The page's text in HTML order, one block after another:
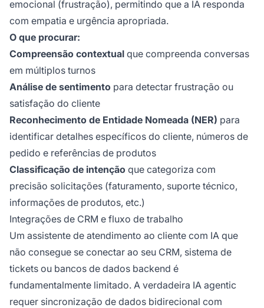
emocional (frustração), permitindo que a IA responda
com empatia e urgência apropriada.
O que procurar:
Compreensão contextual que compreenda conversas
em múltiplos turnos
Análise de sentimento para detectar frustração ou
satisfação do cliente
Reconhecimento de Entidade Nomeada (NER) para
identificar detalhes específicos do cliente, números de
pedido e referências de produtos
Classificação de intenção que categoriza com
precisão solicitações (faturamento, suporte técnico,
informações de produtos, etc.)
Integrações de CRM e fluxo de trabalho
Um assistente de atendimento ao cliente com IA que
não consegue se conectar ao seu CRM, sistema de
tickets ou bancos de dados backend é
fundamentalmente limitado. A verdadeira IA agentic
requer sincronização de dados bidirecional com